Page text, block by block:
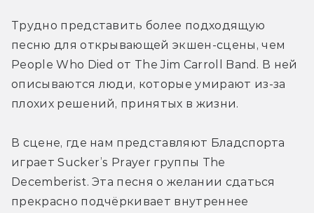
Трудно представить более подходящую
песню для открывающей экшен-сцены, чем
People Who Died от The Jim Carroll Band. В ней
описываются люди, которые умирают из-за
плохих решений, принятых в жизни.
В сцене, где нам представляют Бладспорта
играет Sucker’s Prayer группы The
Decemberist. Эта песня о желании сдаться
прекрасно подчёркивает внутреннее